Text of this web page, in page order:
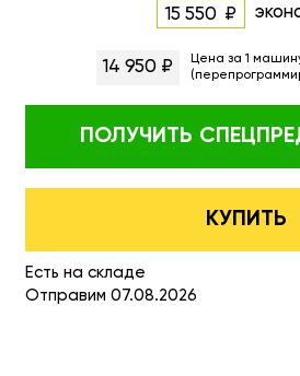
15 550
14 950 ₽
Цена за 1
ПОЛУЧИТЬ
КУПИТЬ
Есть на складе
Отправим 07.08.2026